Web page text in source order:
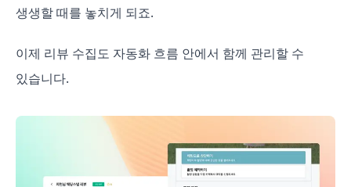
생생할 때를 놓치게 되죠.
이제 리뷰 수집도 자동화 흐름 안에서 함께 관리할 수
있습니다.